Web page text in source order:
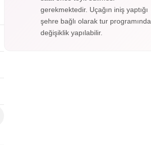
gerekmektedir. Uçağın iniş yaptığı
şehre bağlı olarak tur programında
değişiklik yapılabilir.